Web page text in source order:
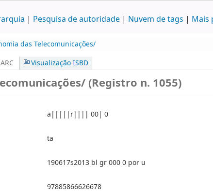
Pesquisa de autoridade Nuvem de tags Mais
das Telecomunicações/
Visualização ISBD
(Registro n. 1055)
a|||||r|||| 00| 0
ta
190617s2013 bl gr 000 0 por u
97885866626678